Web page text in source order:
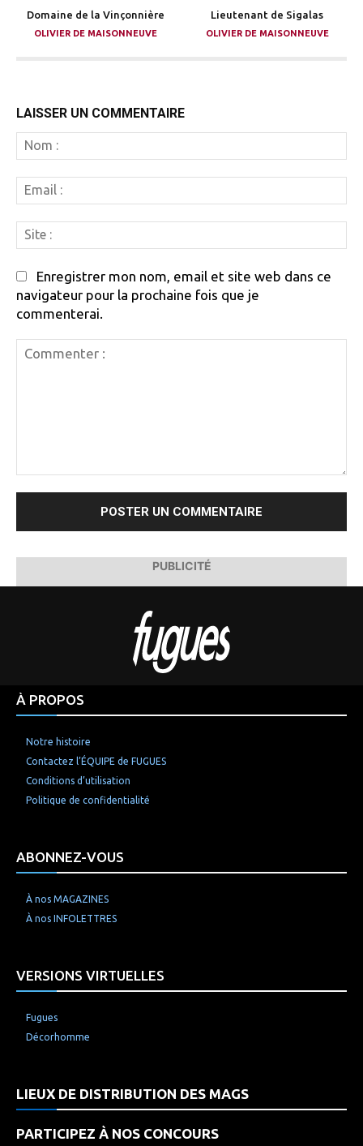
Domaine de la Vinçonnière
OLIVIER DE MAISONNEUVE
Lieutenant de Sigalas
OLIVIER DE MAISONNEUVE
LAISSER UN COMMENTAIRE
:
:
:
Enregistrer mon nom, email et site web dans ce
navigateur pour la prochaine fois que je
commenterai.
PUBLICITÉ
À PROPOS
Notre histoire
Contactez l’ÉQUIPE de FUGUES
Conditions d’utilisation
Politique de confidentialité
ABONNEZ-VOUS
À nos MAGAZINES
À nos INFOLETTRES
VERSIONS VIRTUELLES
Fugues
Décorhomme
LIEUX DE DISTRIBUTION DES MAGS
PARTICIPEZ À NOS CONCOURS